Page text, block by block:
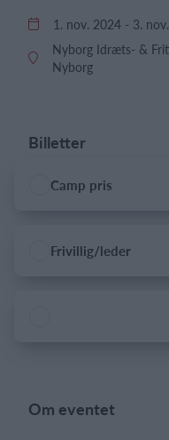
1. nov. 2024 - 3.
Nyborg Idræts- &
Nyborg
Billetter
Camp pris
Frivillig/leder
Om eventet